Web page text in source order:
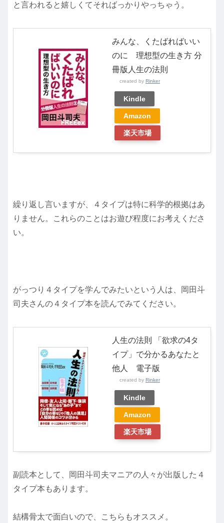
と言われると嬉しくてそればっかりやっちゃう。
みんな、くたばればいい
のに 理想型の生き方 分
冊版人生の法則
created by Rinker
Kindle
Amazon
楽天市場
繰り返し言いますが、４タイプは特に科学的根拠はあ
りません。これらのことはお遊び程度にお考えくださ
い。
がっつり４タイプを学んでみたいという人は、岡田斗
司夫さんの４タイプ本を読んでみてください。
人生の法則 「欲求の4タ
イプ」で分かるあなたと
他人 電子版
created by Rinker
Kindle
Amazon
楽天市場
副読本として、岡田斗司夫マニアの人々が出版した４
タイプ本もあります。
結構骨太で面白いので、こちらもオススメ。